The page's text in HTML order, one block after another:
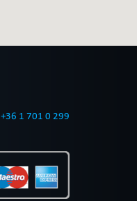
+36 1 701 0 299